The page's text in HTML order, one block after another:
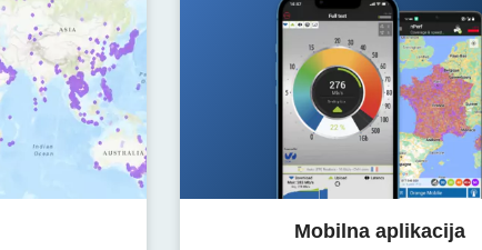
Mobilna aplikacija